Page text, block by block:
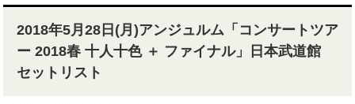
2018年5月28日(月)アンジュルム「コンサートツア
ー 2018春 十人十色 ＋ ファイナル」日本武道館
セットリスト